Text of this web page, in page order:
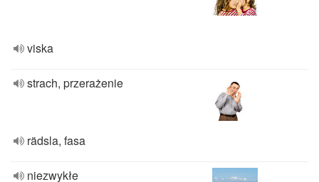
viska
strach, przerażenie
rädsla, fasa
niezwykłe